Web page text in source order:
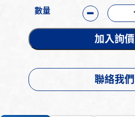
數量
加入詢價
聯絡我們